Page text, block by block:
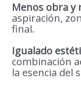
Menos obra y
aspiración,
final.
Igualado
combinación
la esencia del